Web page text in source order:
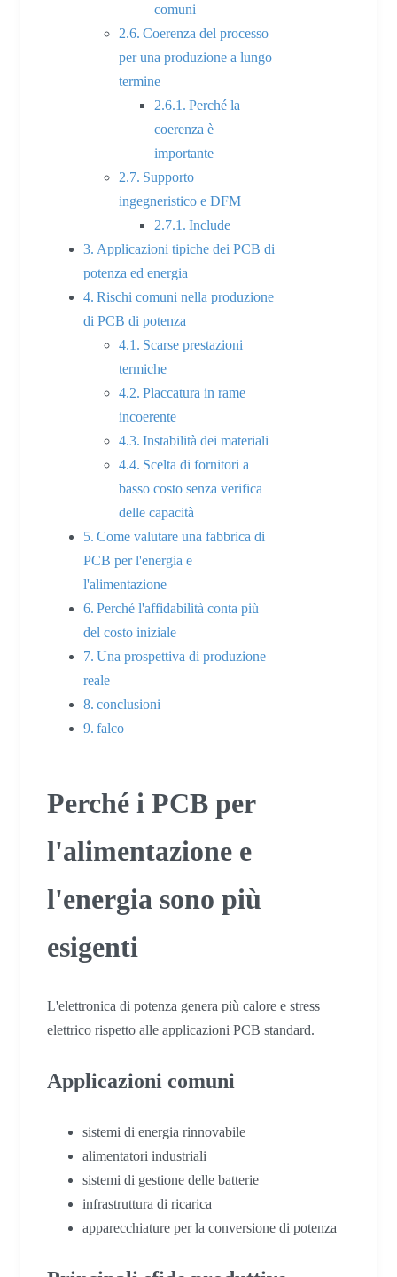
comuni
Coerenza del processo
per una produzione a lungo
termine
Perché la
coerenza è
importante
Supporto
ingegneristico e DFM
Include
Applicazioni tipiche dei PCB di
potenza ed energia
Rischi comuni nella produzione
di PCB di potenza
Scarse prestazioni
termiche
Placcatura in rame
incoerente
Instabilità dei materiali
Scelta di fornitori a
basso costo senza verifica
delle capacità
Come valutare una fabbrica di
PCB per l'energia e
l'alimentazione
Perché l'affidabilità conta più
del costo iniziale
Una prospettiva di produzione
reale
conclusioni
falco
Perché i PCB per
l'alimentazione e
l'energia sono più
esigenti
L'elettronica di potenza genera più calore e stress
elettrico rispetto alle applicazioni PCB standard.
Applicazioni comuni
sistemi di energia rinnovabile
alimentatori industriali
sistemi di gestione delle batterie
infrastruttura di ricarica
apparecchiature per la conversione di potenza